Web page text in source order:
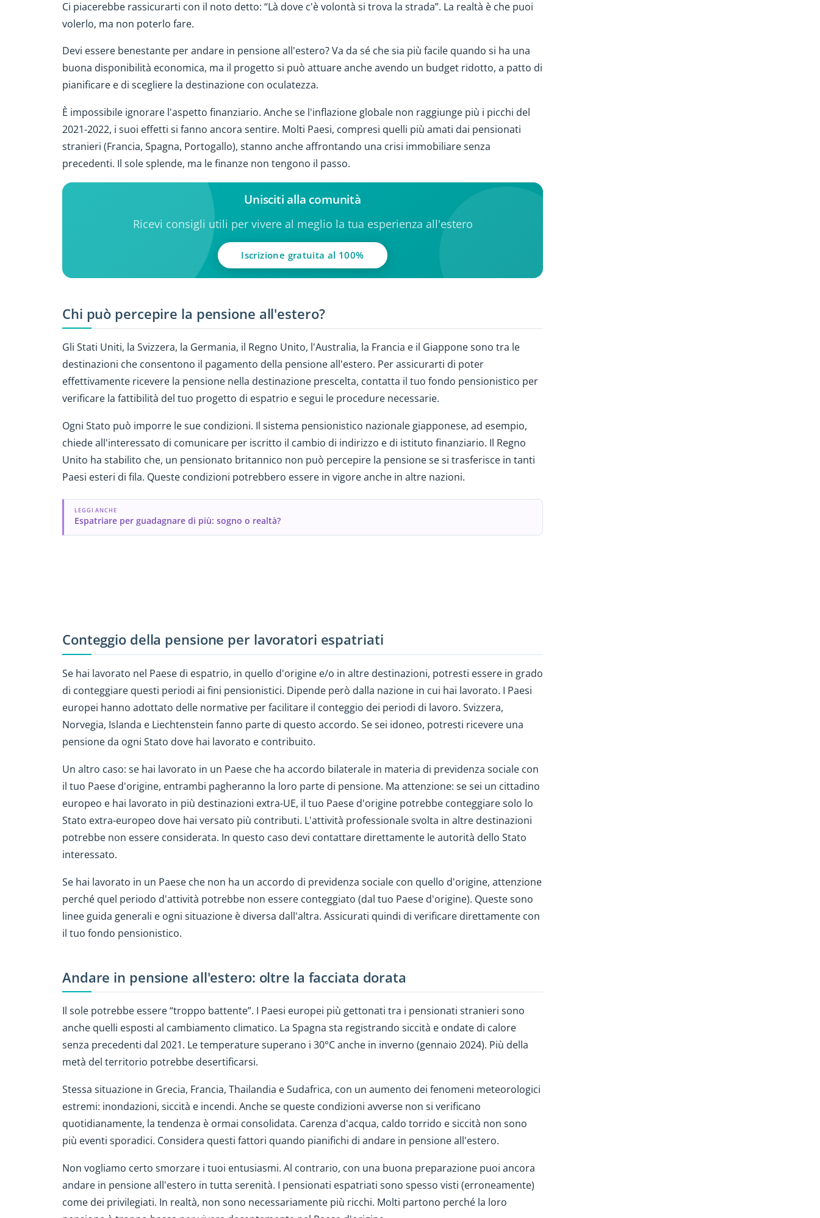
Ci piacerebbe rassicurarti con il noto detto: “Là dove c'è volontà si trova la strada”. La realtà è che puoi
volerlo, ma non poterlo fare.
Devi essere benestante per andare in pensione all'estero? Va da sé che sia più facile quando si ha una
buona disponibilità economica, ma il progetto si può attuare anche avendo un budget ridotto, a patto di
pianificare e di scegliere la destinazione con oculatezza.
È impossibile ignorare l'aspetto finanziario. Anche se l'inflazione globale non raggiunge più i picchi del
2021-2022, i suoi effetti si fanno ancora sentire. Molti Paesi, compresi quelli più amati dai pensionati
stranieri (Francia, Spagna, Portogallo), stanno anche affrontando una crisi immobiliare senza
precedenti. Il sole splende, ma le finanze non tengono il passo.
Unisciti alla comunità
Ricevi consigli utili per vivere al meglio la tua esperienza all'estero
Iscrizione gratuita al 100%
Chi può percepire la pensione all'estero?
Gli Stati Uniti, la Svizzera, la Germania, il Regno Unito, l'Australia, la Francia e il Giappone sono tra le
destinazioni che consentono il pagamento della pensione all'estero. Per assicurarti di poter
effettivamente ricevere la pensione nella destinazione prescelta, contatta il tuo fondo pensionistico per
verificare la fattibilità del tuo progetto di espatrio e segui le procedure necessarie.
Ogni Stato può imporre le sue condizioni. Il sistema pensionistico nazionale giapponese, ad esempio,
chiede all'interessato di comunicare per iscritto il cambio di indirizzo e di istituto finanziario. Il Regno
Unito ha stabilito che, un pensionato britannico non può percepire la pensione se si trasferisce in tanti
Paesi esteri di fila. Queste condizioni potrebbero essere in vigore anche in altre nazioni.
LEGGI ANCHE
Espatriare per guadagnare di più: sogno o realtà?
Conteggio della pensione per lavoratori espatriati
Se hai lavorato nel Paese di espatrio, in quello d'origine e/o in altre destinazioni, potresti essere in grado
di conteggiare questi periodi ai fini pensionistici. Dipende però dalla nazione in cui hai lavorato. I Paesi
europei hanno adottato delle normative per facilitare il conteggio dei periodi di lavoro. Svizzera,
Norvegia, Islanda e Liechtenstein fanno parte di questo accordo. Se sei idoneo, potresti ricevere una
pensione da ogni Stato dove hai lavorato e contribuito.
Un altro caso: se hai lavorato in un Paese che ha accordo bilaterale in materia di previdenza sociale con
il tuo Paese d'origine, entrambi pagheranno la loro parte di pensione. Ma attenzione: se sei un cittadino
europeo e hai lavorato in più destinazioni extra-UE, il tuo Paese d'origine potrebbe conteggiare solo lo
Stato extra-europeo dove hai versato più contributi. L'attività professionale svolta in altre destinazioni
potrebbe non essere considerata. In questo caso devi contattare direttamente le autorità dello Stato
interessato.
Se hai lavorato in un Paese che non ha un accordo di previdenza sociale con quello d'origine, attenzione
perché quel periodo d'attività potrebbe non essere conteggiato (dal tuo Paese d'origine). Queste sono
linee guida generali e ogni situazione è diversa dall'altra. Assicurati quindi di verificare direttamente con
il tuo fondo pensionistico.
Andare in pensione all'estero: oltre la facciata dorata
Il sole potrebbe essere “troppo battente”. I Paesi europei più gettonati tra i pensionati stranieri sono
anche quelli esposti al cambiamento climatico. La Spagna sta registrando siccità e ondate di calore
senza precedenti dal 2021. Le temperature superano i 30°C anche in inverno (gennaio 2024). Più della
metà del territorio potrebbe desertificarsi.
Stessa situazione in Grecia, Francia, Thailandia e Sudafrica, con un aumento dei fenomeni meteorologici
estremi: inondazioni, siccità e incendi. Anche se queste condizioni avverse non si verificano
quotidianamente, la tendenza è ormai consolidata. Carenza d'acqua, caldo torrido e siccità non sono
più eventi sporadici. Considera questi fattori quando pianifichi di andare in pensione all'estero.
Non vogliamo certo smorzare i tuoi entusiasmi. Al contrario, con una buona preparazione puoi ancora
andare in pensione all'estero in tutta serenità. I pensionati espatriati sono spesso visti (erroneamente)
come dei privilegiati. In realtà, non sono necessariamente più ricchi. Molti partono perché la loro